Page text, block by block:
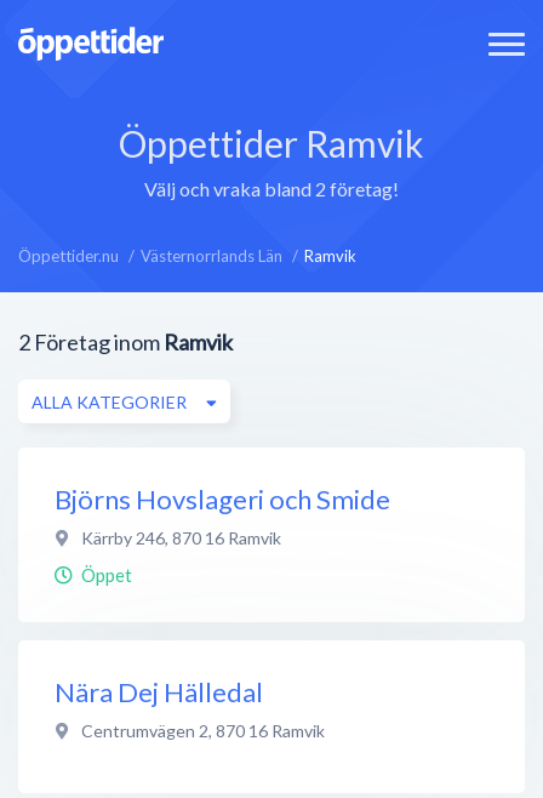
Öppettider Ramvik
Välj och vraka bland 2 företag!
Öppettider.nu Västernorrlands Län Ramvik
2 Företag inom Ramvik
ALLA KATEGORIER
Björns Hovslageri och Smide
Kärrby 246, 870 16 Ramvik
Öppet
Nära Dej Hälledal
Centrumvägen 2, 870 16 Ramvik